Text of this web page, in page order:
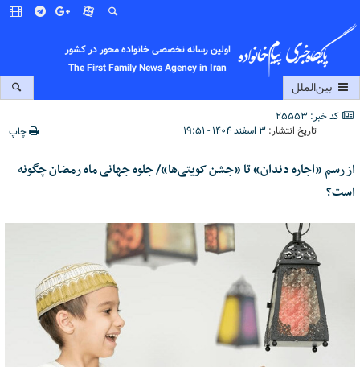
اولین رسانه تخصصی خانواده محور در کشور
The First Family News Agency in Iran
بین‌الملل
کد خبر: 25553
تاریخ انتشار:۳ اسفند ۱۴۰۴ - ۱۹:۵۱ چاپ
از رسم «اجاره دندان» تا «جشن کویتی‌ها»/ جلوه جهانی ماه رمضان چگونه
است؟